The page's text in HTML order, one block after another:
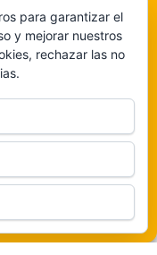
características y
para garantizar el
y mejorar nuestros
rechazar las no